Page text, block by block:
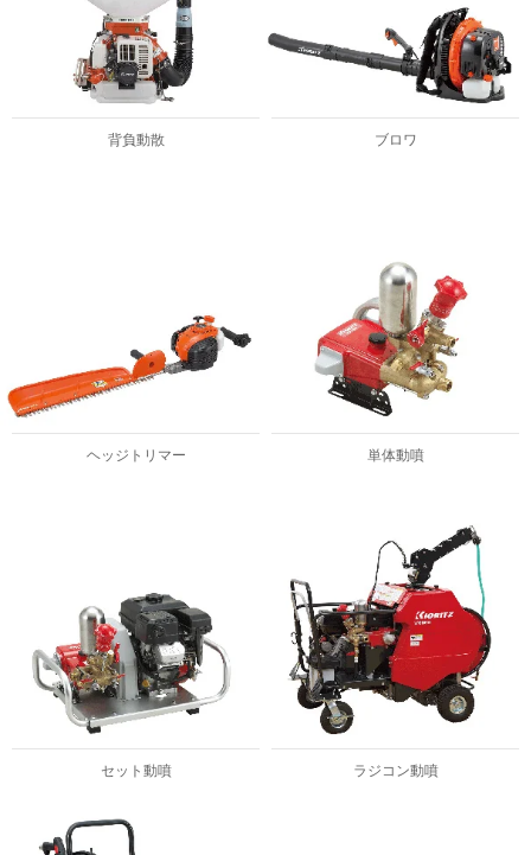
背負動散 ブロワ
ヘッジトリマー 単体動噴
セット動噴 ラジコン動噴